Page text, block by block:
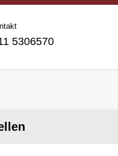
5306570